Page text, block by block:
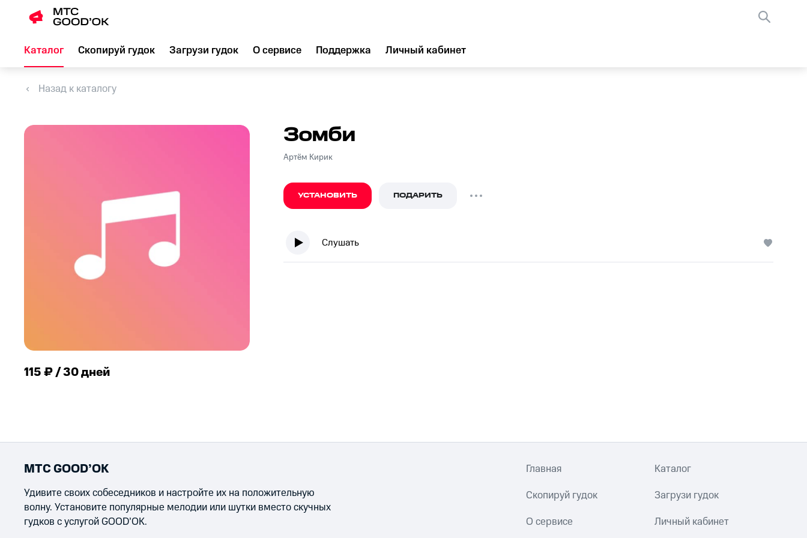
Каталог Скопируй гудок Загрузи гудок О сервисе Поддержка Личный кабинет
Назад к каталогу
115 ₽ / 30 дней
Зомби
Артём Кирик
УСТАНОВИТЬ ПОДАРИТЬ
Слушать
МТС GOOD’OK
Удивите своих собеседников и настройте их на положительную
волну. Установите популярные мелодии или шутки вместо скучных
гудков с услугой GOOD’OK.
Главная Каталог
Скопируй гудок Загрузи гудок
О сервисе Личный кабинет